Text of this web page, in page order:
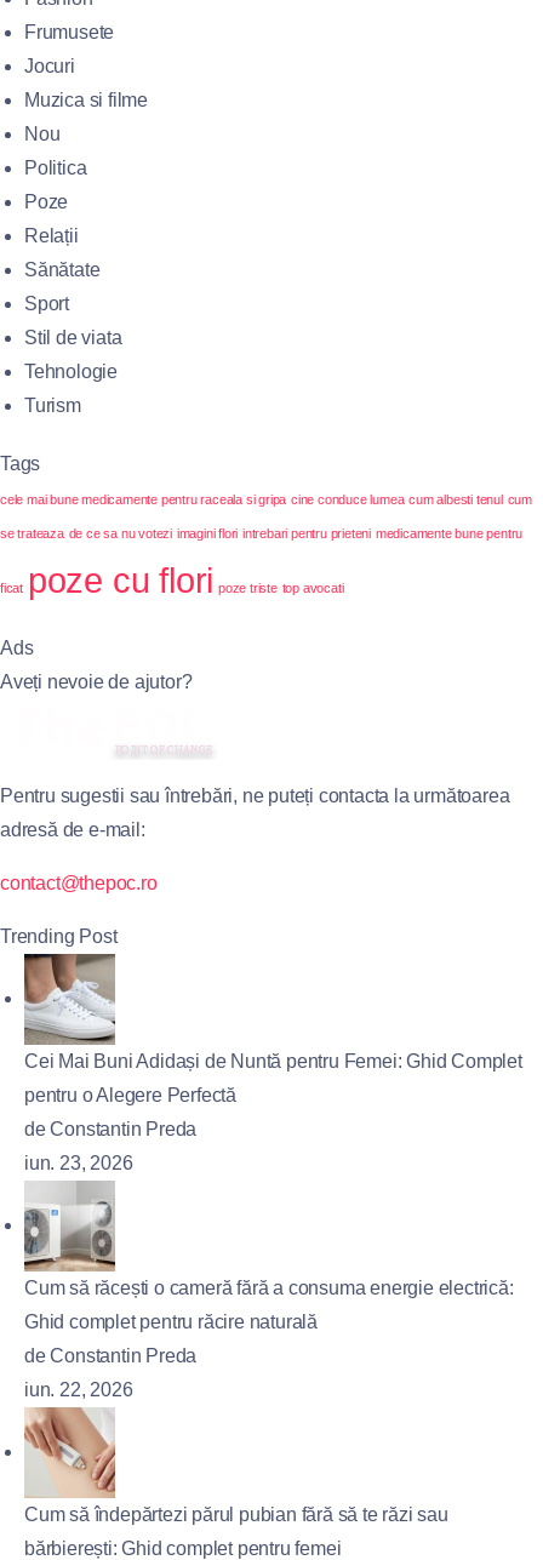
Frumusete
Jocuri
Muzica si filme
Nou
Politica
Poze
Relații
Sănătate
Sport
Stil de viata
Tehnologie
Turism
Tags
cele mai bune medicamente pentru raceala si gripa cine conduce lumea cum albesti tenul cum
se trateaza de ce sa nu votezi imagini flori intrebari pentru prieteni medicamente bune pentru
ficat poze cu flori poze triste top avocati
Ads
Aveți nevoie de ajutor?
Pentru sugestii sau întrebări, ne puteți contacta la următoarea
adresă de e-mail:
contact@thepoc.ro
Trending Post
Cei Mai Buni Adidași de Nuntă pentru Femei: Ghid Complet
pentru o Alegere Perfectă
de Constantin Preda
iun. 23, 2026
Cum să răcești o cameră fără a consuma energie electrică:
Ghid complet pentru răcire naturală
de Constantin Preda
iun. 22, 2026
Cum să îndepărtezi părul pubian fără să te răzi sau
bărbierești: Ghid complet pentru femei